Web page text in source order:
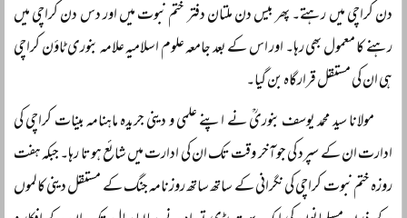
دن کراچی میں رہتے۔ پھر بیس دن ملتان دفتر ختم نبوت میں اور دس دن کراچی میں
رہنے کا معمول بھی رہا۔ اور اس کے بعد جامعہ علوم اسلامیہ علامہ بنوری ٹاؤن کراچی
ہی ان کی مستقل قرارگاہ بن گیا۔
مولانا سید محمد یوسف بنوریؒ نے اپنے علمی و دینی جریدہ ماہنامہ بینات کراچی کی
ادارت ان کے سپرد کی جو آخر وقت تک ان کی ادارت میں شائع ہوتا رہا۔ جبکہ ہفت
روزہ ختم نبوت کراچی کی نگرانی کے ساتھ ساتھ روزنامہ جنگ کے مستقل دینی کالموں